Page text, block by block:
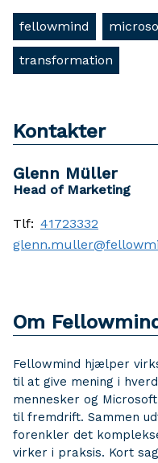
fellowmind
transformation
Kontakter
Glenn Müller
Head of Marketing
Tlf: 41723332
Om Fellowmind
Fellowmind hjælper
til at give mening i
mennesker og
til fremdrift. Sammen
forenkler det
virker i praksis. Kort